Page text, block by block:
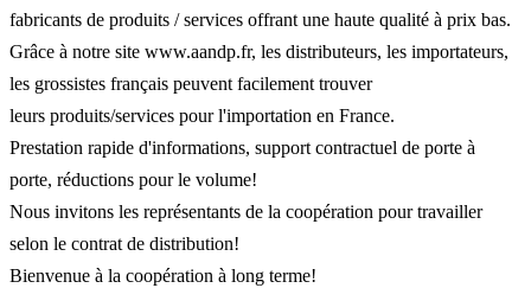
fabricants de produits / services offrant une haute qualité à prix bas.
Grâce à notre site www.aandp.fr, les distributeurs, les importateurs,
les grossistes français peuvent facilement trouver
leurs produits/services pour l'importation en France.
Prestation rapide d'informations, support contractuel de porte à
porte, réductions pour le volume!
Nous invitons les représentants de la coopération pour travailler
selon le contrat de distribution!
Bienvenue à la coopération à long terme!